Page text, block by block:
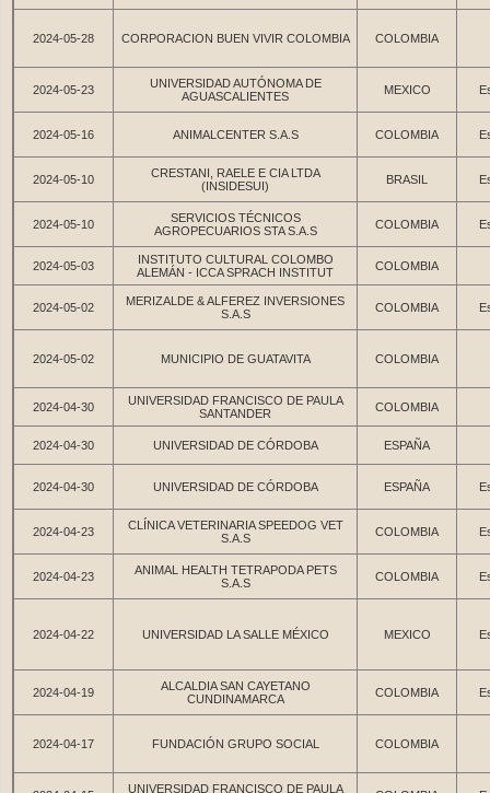
2024-05-28 CORPORACION BUEN VIVIR COLOMBIA COLOMBIA
2024-05-23
UNIVERSIDAD AUTÓNOMA DE
AGUASCALIENTES
MEXICO
2024-05-16 ANIMALCENTER S.A.S COLOMBIA
2024-05-10
CRESTANI, RAELE E CIA LTDA
(INSIDESUI)
BRASIL
2024-05-10
SERVICIOS TÉCNICOS
AGROPECUARIOS STA S.A.S
COLOMBIA
2024-05-03
INSTITUTO CULTURAL COLOMBO
ALEMÁN - ICCA SPRACH INSTITUT
COLOMBIA
2024-05-02
MERIZALDE & ALFEREZ INVERSIONES
S.A.S
COLOMBIA
2024-05-02 MUNICIPIO DE GUATAVITA COLOMBIA
2024-04-30
UNIVERSIDAD FRANCISCO DE PAULA
SANTANDER
COLOMBIA
2024-04-30 UNIVERSIDAD DE CÓRDOBA ESPAÑA
2024-04-30 UNIVERSIDAD DE CÓRDOBA ESPAÑA
2024-04-23
CLÍNICA VETERINARIA SPEEDOG VET
S.A.S
COLOMBIA
2024-04-23
ANIMAL HEALTH TETRAPODA PETS
S.A.S
COLOMBIA
2024-04-22 UNIVERSIDAD LA SALLE MÉXICO MEXICO
2024-04-19
ALCALDIA SAN CAYETANO
CUNDINAMARCA
COLOMBIA
2024-04-17 FUNDACIÓN GRUPO SOCIAL COLOMBIA
UNIVERSIDAD FRANCISCO DE PAULA